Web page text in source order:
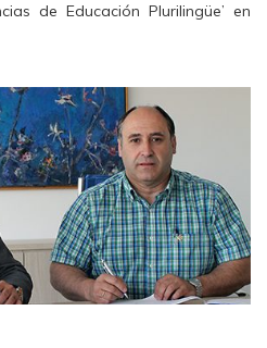
de Educación Plurilingüe’ en